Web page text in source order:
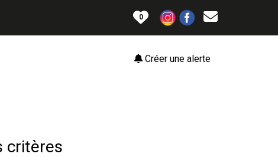
0
Créer une alerte
critères